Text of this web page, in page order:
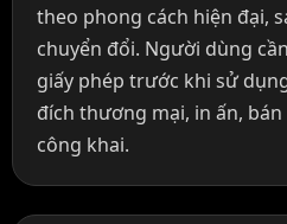
theo phong cách hiện đại,
chuyển đổi. Người dùng
giấy phép trước khi sử
đích thương mại, in ấn,
công khai.